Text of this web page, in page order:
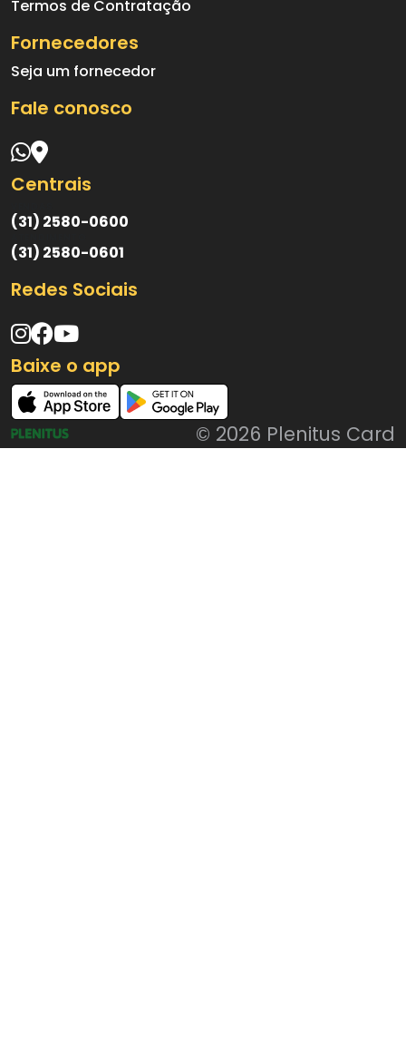
Termos de Contratação
Fornecedores
Seja um fornecedor
Fale conosco
Centrais
(31) 2580-0600
(31) 2580-0601
Redes Sociais
Baixe o app
© 2026 Plenitus Card